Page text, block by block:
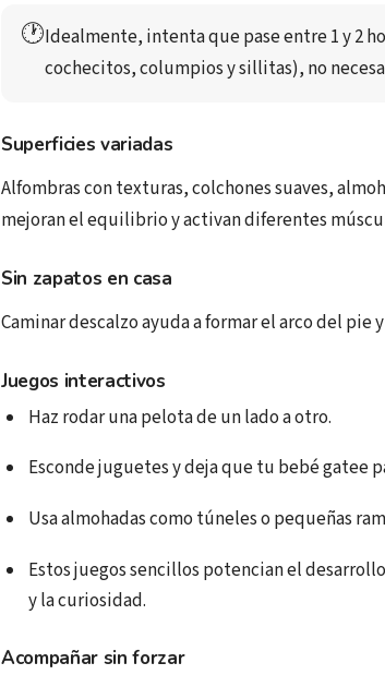
🕐Idealmente, intenta que pase entre 1 y 2
cochecitos, columpios y sillitas), no
Superficies variadas
Alfombras con texturas, colchones suaves,
mejoran el equilibrio y activan diferentes
Sin zapatos en casa
Caminar descalzo ayuda a formar el arco del
Juegos interactivos
Haz rodar una pelota de un lado a otro.
Esconde juguetes y deja que tu bebé gatee
Usa almohadas como túneles o pequeñas
Estos juegos sencillos potencian el
y la curiosidad.
Acompañar sin forzar